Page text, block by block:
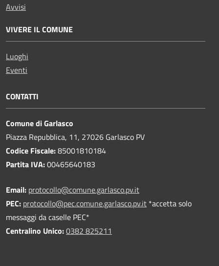
Avvisi
VIVERE IL COMUNE
Luoghi
Eventi
CONTATTI
Comune di Garlasco
Piazza Repubblica, 11, 27026 Garlasco PV
Codice Fiscale:85001810184
Partita IVA:00465640183
Email: protocollo@comune.garlasco.pv.it
PEC: protocollo@pec.comune.garlasco.pv.it *accetta solo
messaggi da caselle PEC*
Centralino Unico:0382 825211